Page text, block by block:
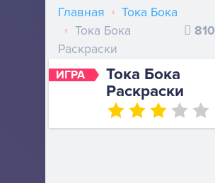
ИГРА
Тока Бока
Раскраски
Главная
Тока Бока
Тока Бока
Раскраски
810